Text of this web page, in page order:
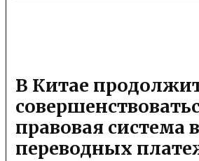
В Китае
правовая система
переводных